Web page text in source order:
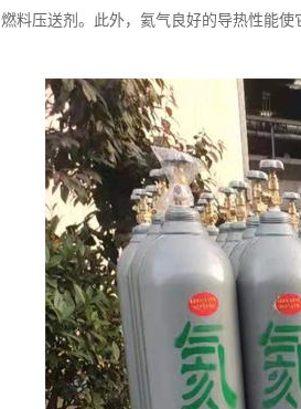
燃料压送剂。此外，氦气良好的导热性能使